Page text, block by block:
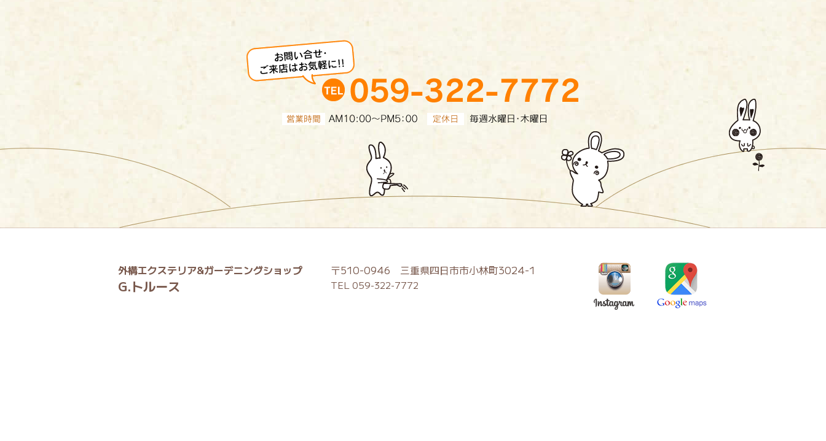
外構エクステリア&ガーデニングショップ
G.トルース
〒510-0946 三重県四日市市小林町3024-1
TEL 059-322-7772